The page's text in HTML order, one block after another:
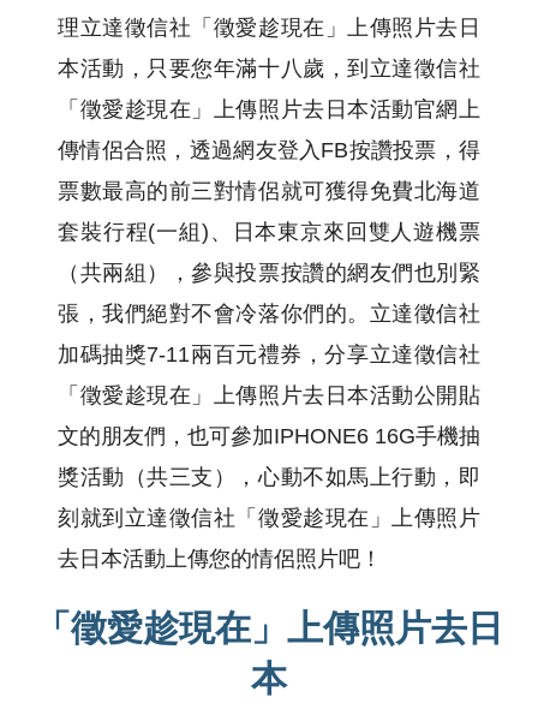
理立達徵信社「徵愛趁現在」上傳照片去日
本活動，只要您年滿十八歲，到立達徵信社
「徵愛趁現在」上傳照片去日本活動官網上
傳情侶合照，透過網友登入FB按讚投票，得
票數最高的前三對情侶就可獲得免費北海道
套裝行程(一組)、日本東京來回雙人遊機票
（共兩組），參與投票按讚的網友們也別緊
張，我們絕對不會冷落你們的。立達徵信社
加碼抽獎7-11兩百元禮券，分享立達徵信社
「徵愛趁現在」上傳照片去日本活動公開貼
文的朋友們，也可參加IPHONE6 16G手機抽
獎活動（共三支），心動不如馬上行動，即
刻就到立達徵信社「徵愛趁現在」上傳照片
去日本活動上傳您的情侶照片吧！
「徵愛趁現在」上傳照片去日
本